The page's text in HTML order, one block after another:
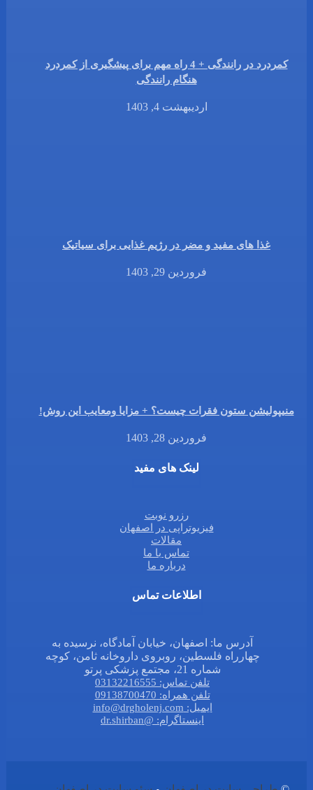
کمردرد در رانندگی + 4 راه مهم برای پیشگیری از کمردرد
هنگام رانندگی
اردیبهشت 4, 1403
غذا های مفید و مضر در رژیم غذایی برای سیاتیک
فروردین 29, 1403
منیپولیشن ستون فقرات چیست؟ + مزایا ومعایب این روش!
فروردین 28, 1403
لینک های مفید
رزرو نوبت
فیزیوتراپی در اصفهان
مقالات
تماس با ما
درباره ما
اطلاعات تماس
آدرس ما: اصفهان، خیابان آمادگاه، نرسیده به
چهارراه فلسطین، روبروی داروخانه ثامن، کوچه
شماره 21، مجتمع پزشکی پرتو
تلفن تماس: 03132216555
تلفن همراه: 09138700470
ایمیل: info@drgholenj.com
اینستاگرام: @dr.shirban